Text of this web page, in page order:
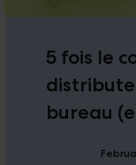
5 fois le
bureau